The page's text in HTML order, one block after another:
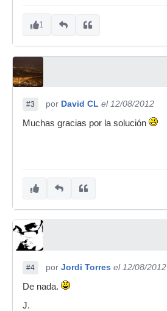
1
#3 por David CL el 12/08/2012
Muchas gracias por la solución
#4 por Jordi Torres el 12/08/2012
De nada.
J.